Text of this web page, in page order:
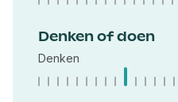
Denken of doen
Denken